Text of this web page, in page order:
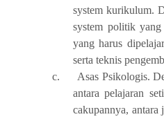
system kurikulum.
system politik
yang harus
serta teknis
c.
Asas Psikologis.
antara pelajaran
cakupannya, antara